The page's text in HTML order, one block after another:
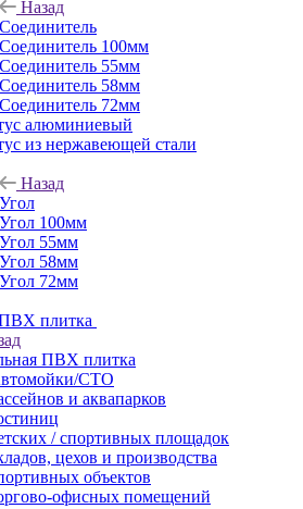
Назад
Соединитель
Соединитель 100мм
Соединитель 55мм
Соединитель 58мм
Соединитель 72мм
алюминиевый
из нержавеющей стали
Назад
Угол
Угол 100мм
Угол 55мм
Угол 58мм
Угол 72мм
плитка
ПВХ плитка
СТО
и аквапарков
/ спортивных площадок
цехов и производства
объектов
офисных помещений